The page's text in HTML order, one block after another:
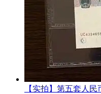
【实拍】第五套人